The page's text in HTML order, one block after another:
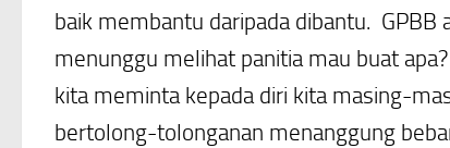
baik membantu daripada dibantu. GPBB
menunggu melihat panitia mau buat
kita meminta kepada diri kita masing-
bertolong-tolonganan menanggung